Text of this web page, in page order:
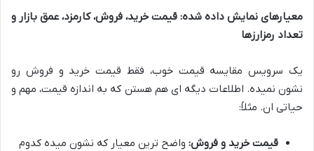
معیارهای نمایش داده شده: قیمت خرید، فروش، کارمزد، عمق بازار و
تعداد رمزارزها
یک سرویس مقایسه قیمت خوب، فقط قیمت خرید و فروش رو
نشون نمیده. اطلاعات دیگه ای هم هستن که به اندازه قیمت، مهم و
حیاتی ان. مثلاً:
قیمت خرید و فروش: واضح ترین معیار که نشون میده کدوم